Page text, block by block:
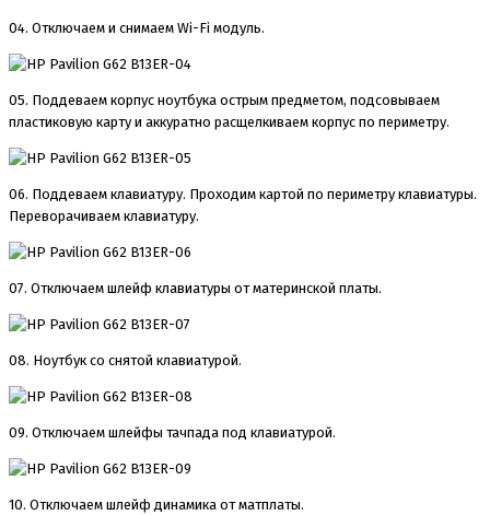
04. Отключаем и снимаем Wi-Fi модуль.
05. Поддеваем корпус ноутбука острым предметом, подсовываем
пластиковую карту и аккуратно расщелкиваем корпус по периметру.
06. Поддеваем клавиатуру. Проходим картой по периметру клавиатуры.
Переворачиваем клавиатуру.
07. Отключаем шлейф клавиатуры от материнской платы.
08. Ноутбук со снятой клавиатурой.
09. Отключаем шлейфы тачпада под клавиатурой.
10. Отключаем шлейф динамика от матплаты.